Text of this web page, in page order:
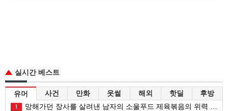
실시간 베스트
유머 사건 만화 웃썰 해외 핫딜 후방
1 망해가던 장사를 살려낸 남자의 소울푸드 제육볶음의 위력 ㅋㅋ